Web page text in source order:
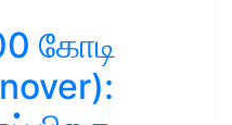
கோடி